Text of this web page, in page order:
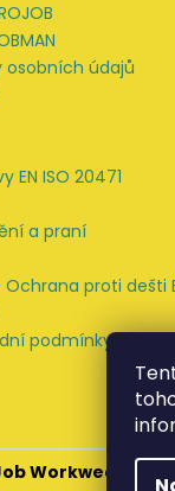
osobních údajů
EN ISO 20471
a praní
proti dešti
podmínky
Workwear .